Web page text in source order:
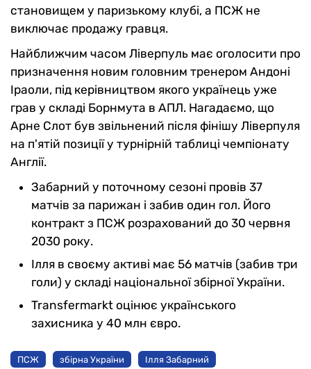
становищем у паризькому клубі, а ПСЖ не
виключає продажу гравця.
Найближчим часом Ліверпуль має оголосити про
призначення новим головним тренером Андоні
Іраоли, під керівництвом якого українець уже
грав у складі Борнмута в АПЛ. Нагадаємо, що
Арне Слот був звільнений після фінішу Ліверпуля
на п'ятій позиції у турнірній таблиці чемпіонату
Англії.
Забарний у поточному сезоні провів 37
матчів за парижан і забив один гол. Його
контракт з ПСЖ розрахований до 30 червня
2030 року.
Ілля в своєму активі має 56 матчів (забив три
голи) у складі національної збірної України.
Transfermarkt оцінює українського
захисника у 40 млн євро.
ПСЖ збірна України Ілля Забарний